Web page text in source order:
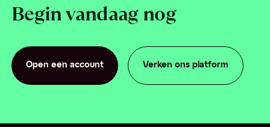
Begin vandaag nog
Open een account
Open een account
Verken ons platform